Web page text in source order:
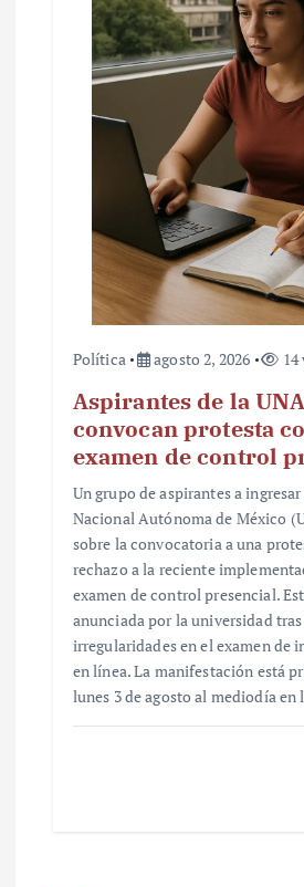
Política agosto 2, 2026 14
Aspirantes de la
convocan protesta
examen de control
Un grupo de aspirantes a
Nacional Autónoma de México
sobre la convocatoria a una
rechazo a la reciente
examen de control presencial.
anunciada por la universidad
irregularidades en el examen de
en línea. La manifestación está
lunes 3 de agosto al mediodía